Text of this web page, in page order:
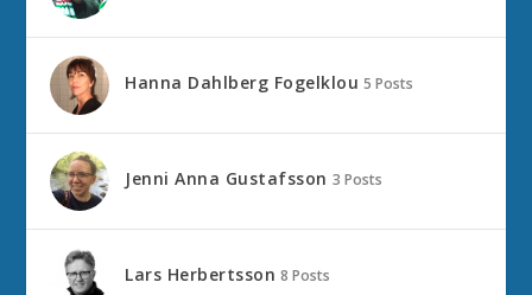
Hanna Dahlberg Fogelklou 5 Posts
Jenni Anna Gustafsson 3 Posts
Lars Herbertsson 8 Posts